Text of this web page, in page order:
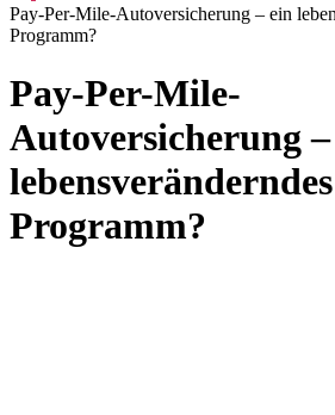
Pay-Per-Mile-Autoversicherung – ein
Programm?
Pay-Per-Mile-
Autoversicherung
lebensveränderndes
Programm?